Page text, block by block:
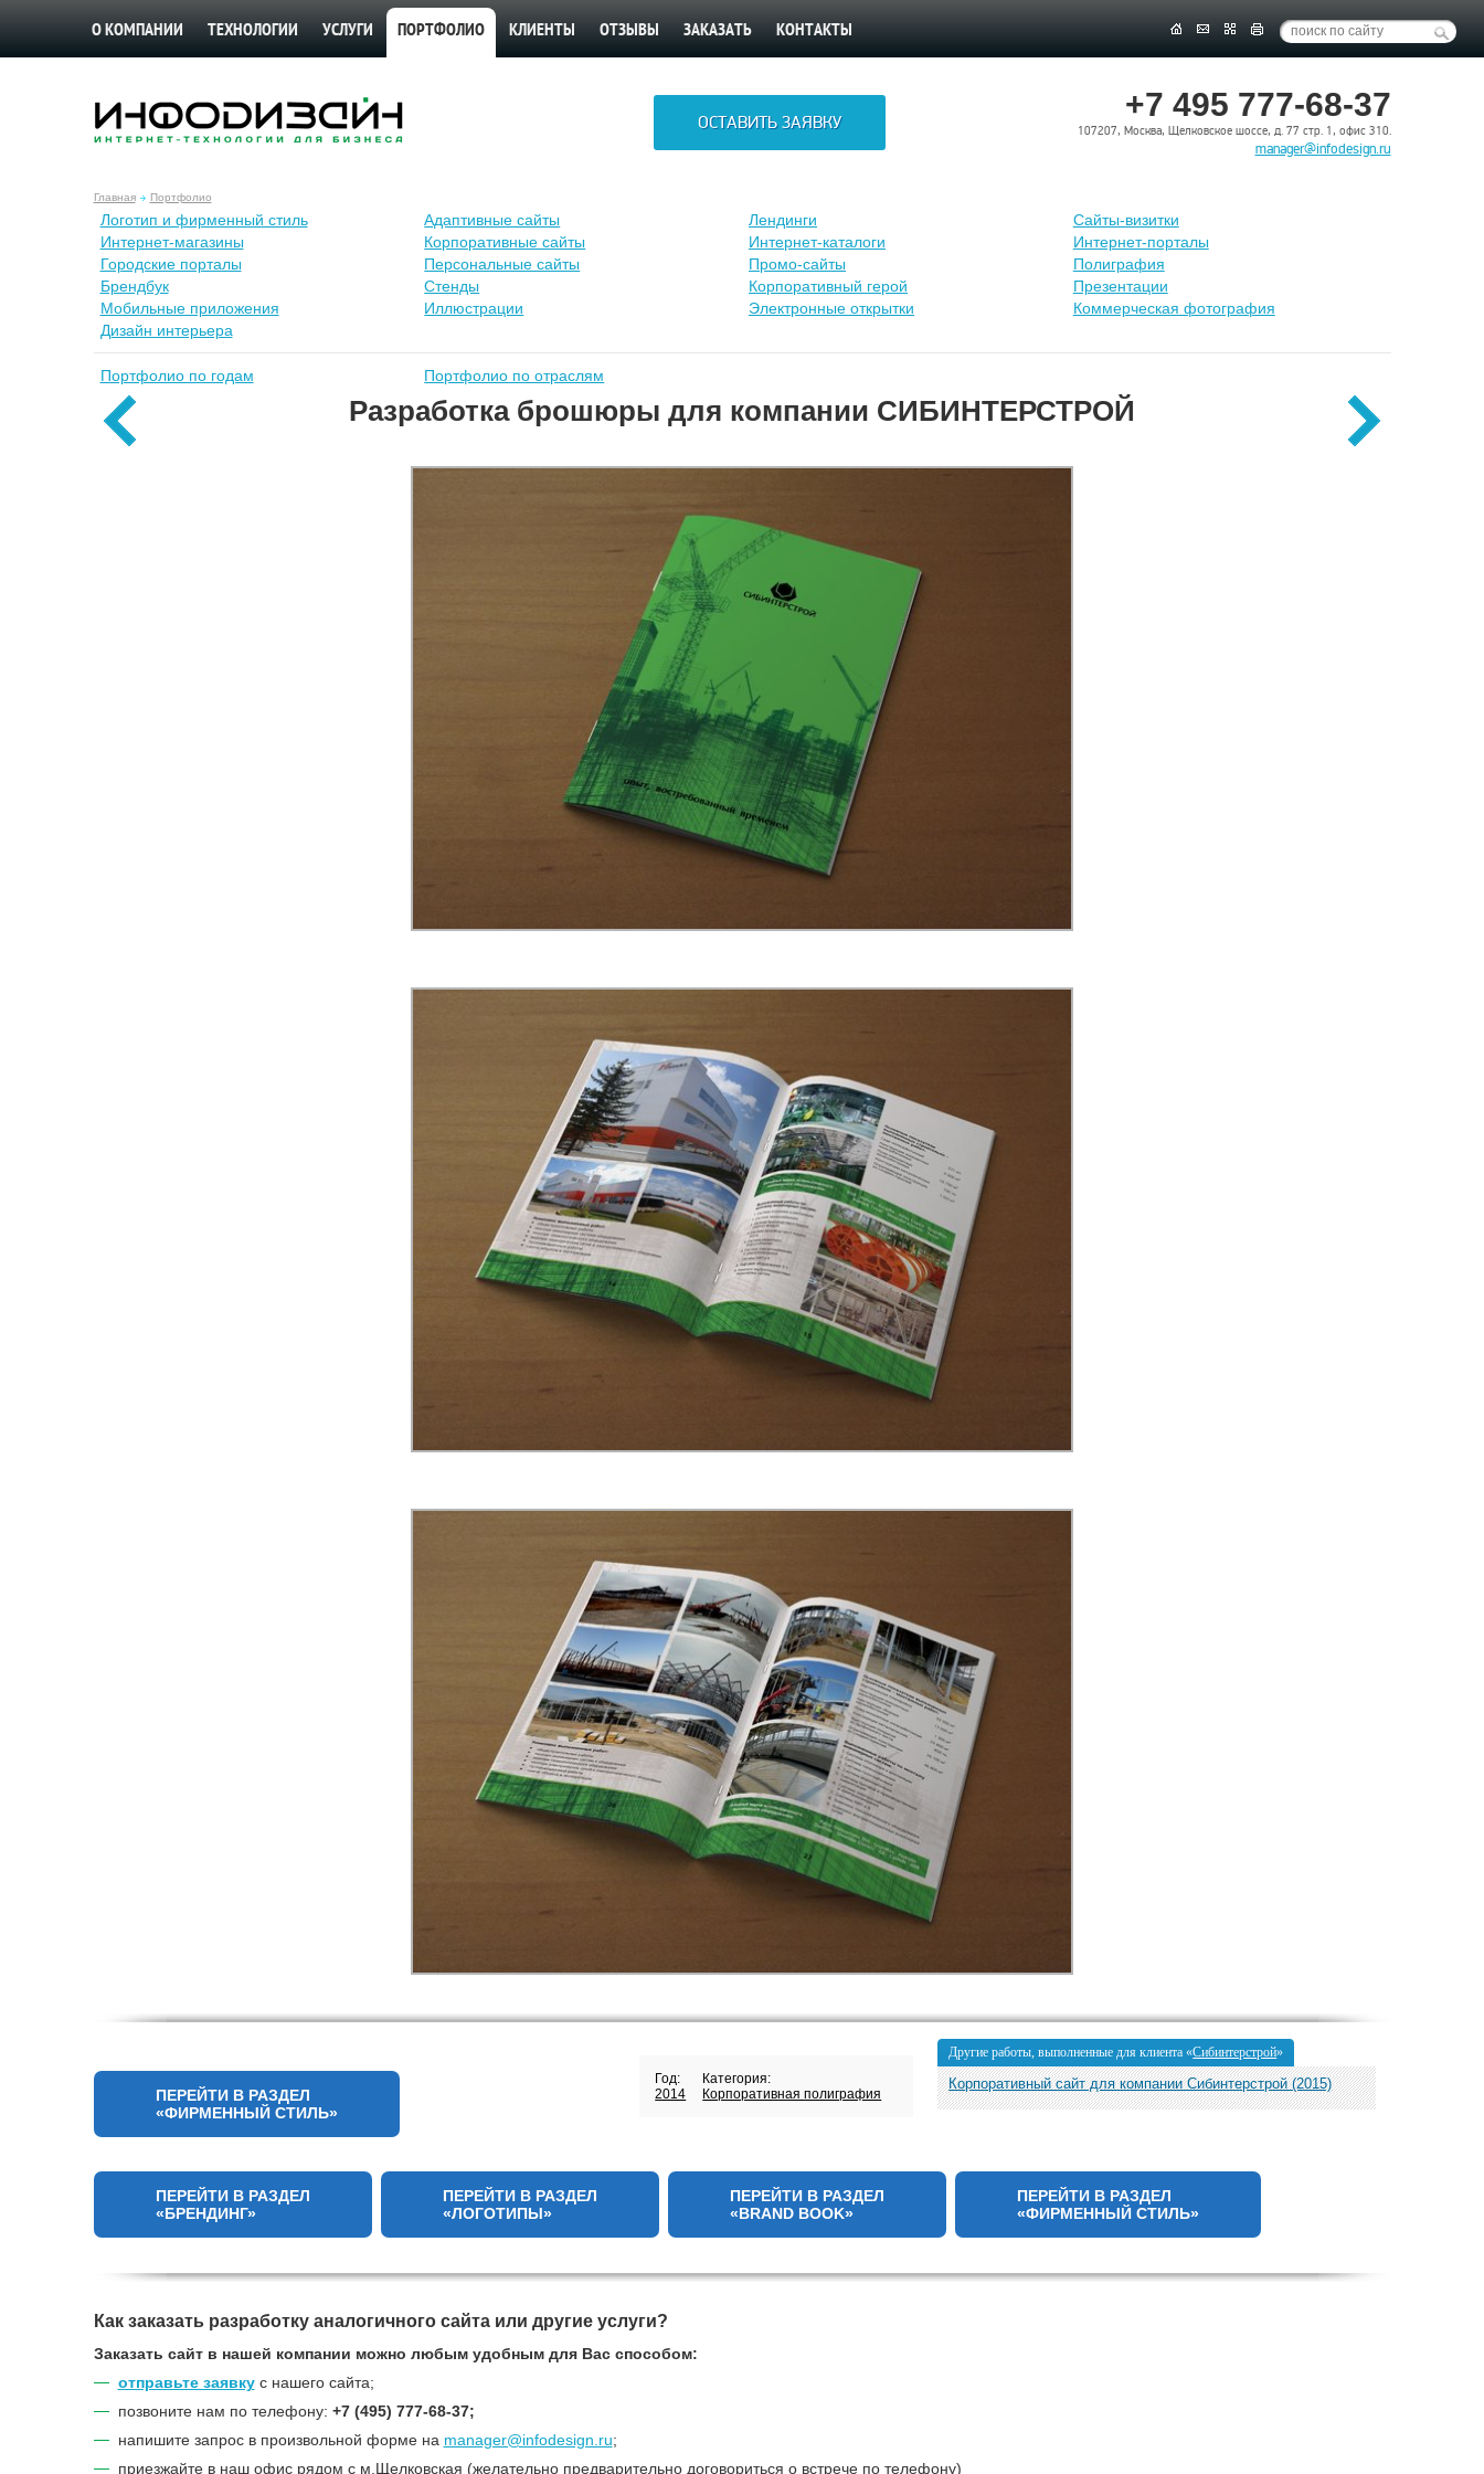
О КОМПАНИИ ТЕХНОЛОГИИ УСЛУГИ ПОРТФОЛИО КЛИЕНТЫ ОТЗЫВЫ ЗАКАЗАТЬ КОНТАКТЫ
+7 495 777-68-37
107207, Москва, Щелковское шоссе, д. 77 стр. 1, офис 310.
manager@infodesign.ru
ОСТАВИТЬ ЗАЯВКУ
Главная Портфолио
Лoготип и фирменный стиль Адаптивные сайты Лендинги
Сайты-визитки
Интернет-магазины
Корпоративные сайты Интернет-каталоги
Интернет-порталы
Городские порталы
Персональные сайты Промо-сайты
Полиграфия
Брендбук
Стенды Корпоративный герой
Презентации
Мобильные приложения
Иллюстрации Электронные открытки
Коммерческая фотография
Дизайн интерьера
Портфолио по годам Портфолио по отраслям
Разработка брошюры для компании СИБИНТЕРСТРОЙ
Другие работы, выполненные для клиента «Сибинтерстрой»
Корпоративный сайт для компании Сибинтерстрой (2015)
Год:
2014
Категория:
Корпоративная полиграфия
ПЕРЕЙТИ В РАЗДЕЛ
«ФИРМЕННЫЙ СТИЛЬ»
ПЕРЕЙТИ В РАЗДЕЛ
«БРЕНДИНГ»
ПЕРЕЙТИ В РАЗДЕЛ
«ЛОГОТИПЫ»
ПЕРЕЙТИ В РАЗДЕЛ
«BRAND BOOK»
ПЕРЕЙТИ В РАЗДЕЛ
«ФИРМЕННЫЙ СТИЛЬ»
Как заказать разработку аналогичного сайта или другие услуги?
Заказать сайт в нашей компании можно любым удобным для Вас способом:
отправьте заявкус нашего сайта;
позвоните нам по телефону: +7 (495) 777-68-37;
напишите запрос в произвольной форме на manager@infodesign.ru;
приезжайте в наш офис рядом с м.Щелковская (желательно предварительно договориться о встрече по телефону)